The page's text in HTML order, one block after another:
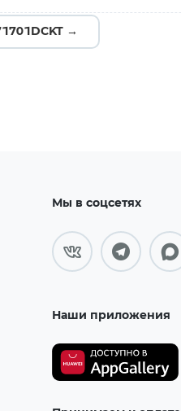
→
Мы в соцсетях
Наши приложения